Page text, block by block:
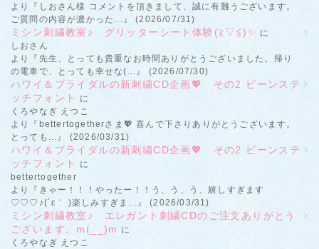
より『しおさん様 コメントを頂きまして、誠に有難うございます。
ご質問の内容が濃かった...』 (2026/07/31)
ミシン刺繍教室♪ グリッターシート体験(≧▽≦)✨ に
しおさん
より『先生、とっても貴重なお時間ありがとうございました。帰り
の電車で、とっても幸せな(...』 (2026/07/30)
ハワイ＆ブライダルの新刺繍CD企画💖 その2 ビーンステ
ッチフォント
に
くろやなぎ えつこ
より『bettertogetherさま💖 喜んで下さりありがとうございます。
とっても...』 (2026/03/31)
ハワイ＆ブライダルの新刺繍CD企画💖 その2 ビーンステ
ッチフォント
に
bettertogether
より『きゃー！！！やったー！！う、う、う、嬉しすぎます
♡♡♡♪(´ε｀ )楽しみすぎま...』 (2026/03/31)
ミシン刺繍教室♪ エレガント刺繍CDのご注文ありがとう
ございます。m(__)m に
くろやなぎ えつこ